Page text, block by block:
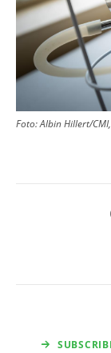
Foto: Albin Hillert/